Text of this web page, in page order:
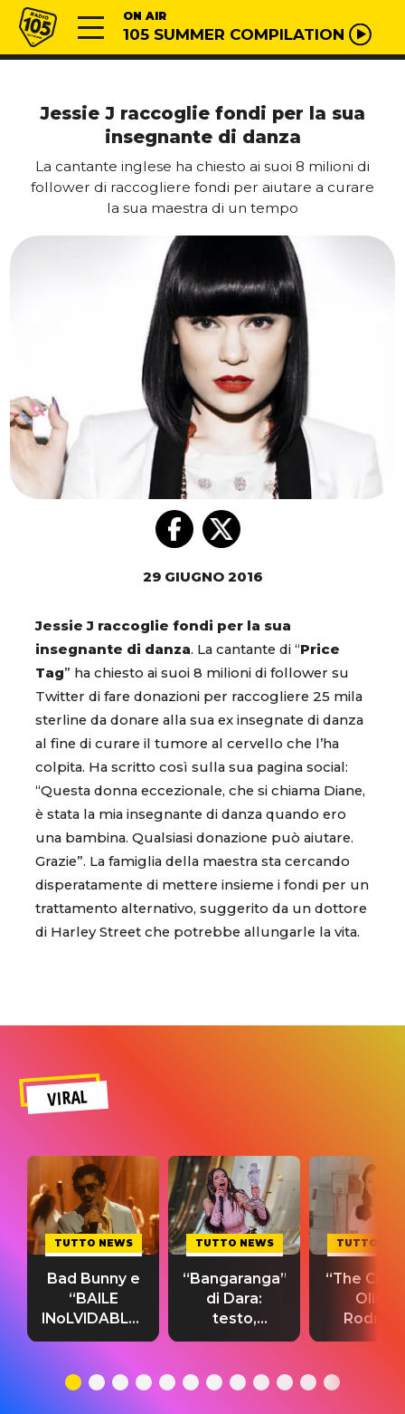
Vai al contenuto
Radio 105 ON AIR
105 SUMMER COMPILATION
Jessie J raccoglie fondi per la sua
insegnante di danza
La cantante inglese ha chiesto ai suoi 8 milioni di
follower di raccogliere fondi per aiutare a curare
la sua maestra di un tempo
29 GIUGNO 2016
Jessie J raccoglie fondi per la sua
insegnante di danza. La cantante di “Price
Tag” ha chiesto ai suoi 8 milioni di follower su
Twitter di fare donazioni per raccogliere 25 mila
sterline da donare alla sua ex insegnate di danza
al fine di curare il tumore al cervello che l’ha
colpita. Ha scritto così sulla sua pagina social:
“Questa donna eccezionale, che si chiama Diane,
è stata la mia insegnante di danza quando ero
una bambina. Qualsiasi donazione può aiutare.
Grazie”. La famiglia della maestra sta cercando
disperatamente di mettere insieme i fondi per un
trattamento alternativo, suggerito da un dottore
di Harley Street che potrebbe allungarle la vita.
VIRAL
TUTTO NEWS
Bad Bunny e
“BAILE
INoLVIDABLE”:
testo,
significato
TUTTO NEWS
“Bangaranga”
di Dara:
testo,
traduzione e
del singolo
TUTTO
“The
Olivia
testo,